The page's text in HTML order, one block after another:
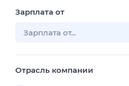
Зарплата от
Отрасль компании